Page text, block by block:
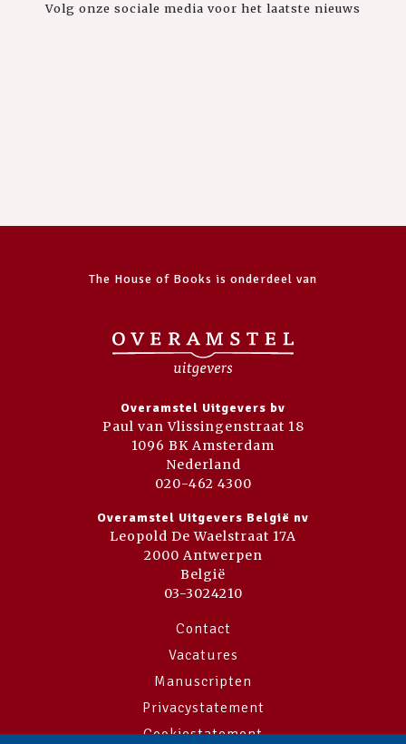
Volg onze sociale media voor het laatste nieuws
The House of Books is onderdeel van
Overamstel Uitgevers bv
Paul van Vlissingenstraat 18
1096 BK Amsterdam
Nederland
020-462 4300
Overamstel Uitgevers België nv
Leopold De Waelstraat 17A
2000 Antwerpen
België
03-3024210
Contact
Vacatures
Manuscripten
Privacystatement
Cookiestatement